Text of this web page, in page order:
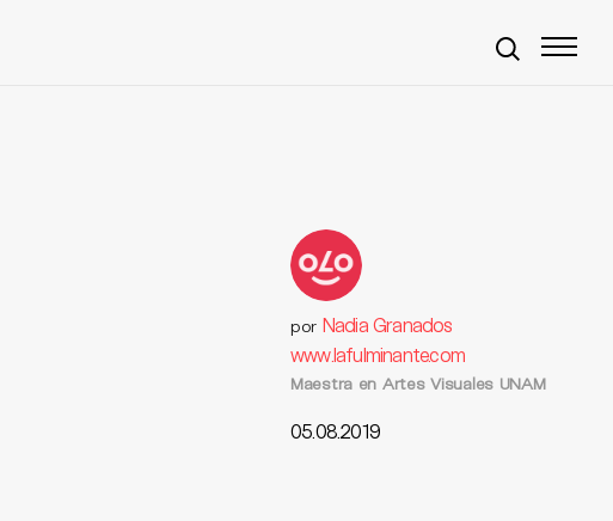
por Nadia Granados
www.lafulminante.com
Maestra en Artes Visuales UNAM
05.08.2019